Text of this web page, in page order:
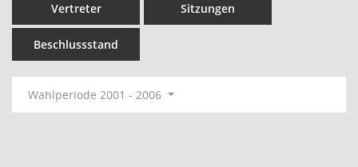
Vertreter Sitzungen
Beschlussstand
Wahlperiode 2001 - 2006